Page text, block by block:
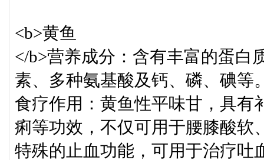
<b>黄鱼
</b>营养成分：含有丰富的蛋白
素、多种氨基酸及钙、磷、碘等
食疗作用：黄鱼性平味甘，具有
痢等功效，不仅可用于腰膝酸软
特殊的止血功能，可用于治疗吐